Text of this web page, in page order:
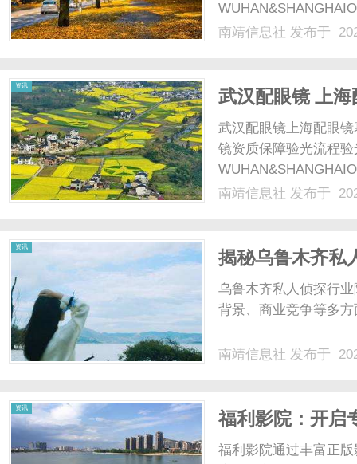
配镜的写字楼眼镜店
南靖信息社 发布于
资讯
武汉配眼镜 上海
武汉配眼镜上海配眼
镜资质保障验光流程
配镜的写字楼眼镜店
南靖信息社 发布于
资讯
揭秘乌鲁木齐私
乌鲁木齐私人侦探行
背景、商业竞争等多
南靖信息社 发布于
资讯
福利影院：开启
福利影院通过丰富正